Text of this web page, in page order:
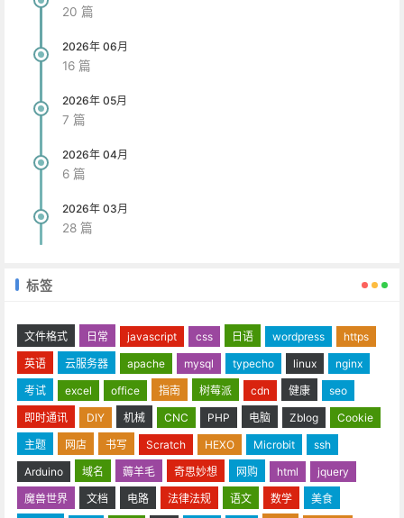
20 篇
2026年 06月
16 篇
2026年 05月
7 篇
2026年 04月
6 篇
2026年 03月
28 篇
标签
文件格式 日常 javascript css 日语 wordpress
https
英语
云服务器 apache mysql typecho linux
nginx
考试
excel office 指南 树莓派 cdn 健康
seo
即时通讯
DIY 机械 CNC PHP 电脑 Zblog
Cookie
主题
网店 书写 Scratch HEXO Microbit
ssh
Arduino
域名 薅羊毛 奇思妙想 网购 html
jquery
魔兽世界
文档 电路 法律法规 语文 数学
美食